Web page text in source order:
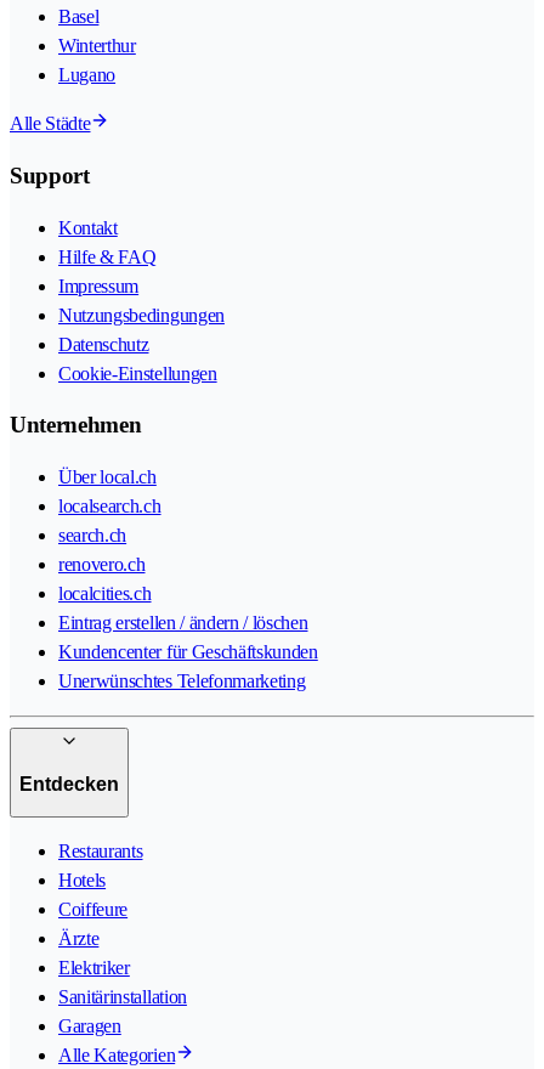
Basel
Winterthur
Lugano
Alle Städte
Support
Kontakt
Hilfe & FAQ
Impressum
Nutzungsbedingungen
Datenschutz
Cookie-Einstellungen
Unternehmen
Über local.ch
localsearch.ch
search.ch
renovero.ch
localcities.ch
Eintrag erstellen / ändern / löschen
Kundencenter für Geschäftskunden
Unerwünschtes Telefonmarketing
Entdecken
Restaurants
Hotels
Coiffeure
Ärzte
Elektriker
Sanitärinstallation
Garagen
Alle Kategorien